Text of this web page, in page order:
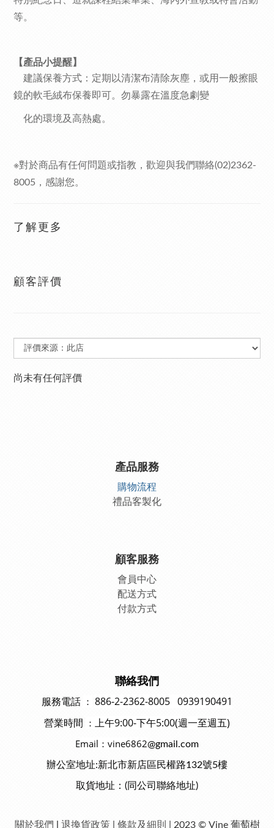
等。
【產品小提醒】
建議保養方式： 定期以清潔布清除灰塵，或用一般擦眼
鏡的軟毛絨布保養即可。勿暴露在溫度急劇變
化的環境及高熱處。
※對於商品有任何問題或指教，歡迎與我們聯絡(02)2362-
8005 ，感謝您。
了解更多
顧客評價
尚未有任何評價
產品服務
購物流程
禮品客製化
顧客服務
會員中心
配送方式
付款方式
聯絡我們
服務電話 ： 886-2-2362-8005 0939190491
營業時間 ： 上午9:00-下午5:00(週一至週五)
Email：vine6862@gmail.com
辦公室地址:新北市新店區民權路132號5樓
取貨地址：(同公司聯絡地址)
關於我們 退換貨政策 條款及細則 | 2023 © Vine 葡萄樹